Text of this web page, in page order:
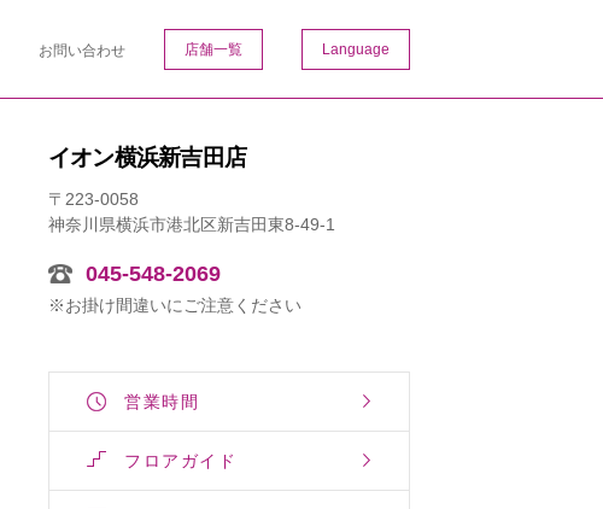
お問い合わせ 店舗一覧 Language
イオン横浜新吉田店
〒223-0058
神奈川県横浜市港北区新吉田東8-49-1
045-548-2069
※お掛け間違いにご注意ください
営業時間
フロアガイド